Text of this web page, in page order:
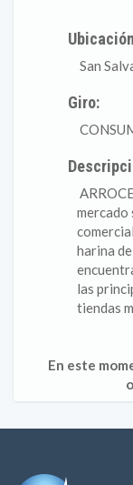
San
Giro:
mercado
harina
las
tiendas
En este